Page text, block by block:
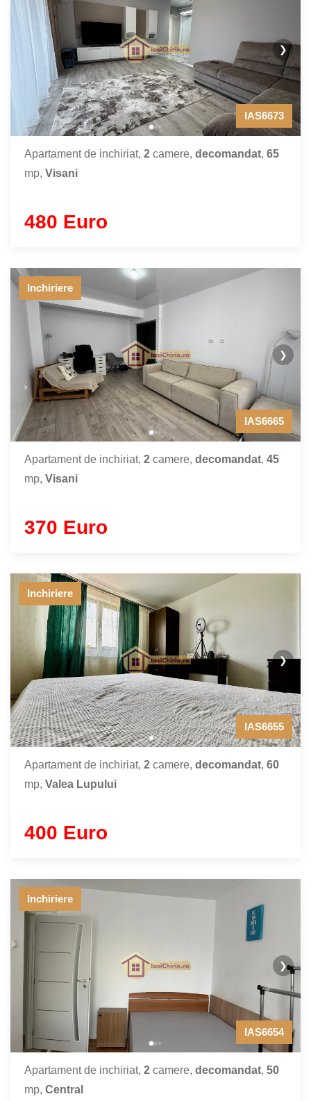
❯
IAS6673
Apartament de inchiriat, 2 camere, decomandat, 65
mp, Visani
480 Euro
❯
Inchiriere
IAS6665
Apartament de inchiriat, 2 camere, decomandat, 45
mp, Visani
370 Euro
❯
Inchiriere
IAS6655
Apartament de inchiriat, 2 camere, decomandat, 60
mp, Valea Lupului
400 Euro
❯
Inchiriere
IAS6654
Apartament de inchiriat, 2 camere, decomandat, 50
mp, Central